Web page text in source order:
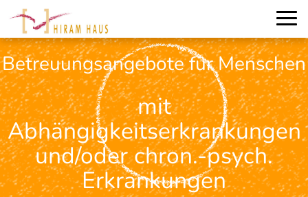
Betreuungsangebote für Menschen
mit
Abhängigkeitserkrankungen
und/oder chron.-psych.
Erkrankungen